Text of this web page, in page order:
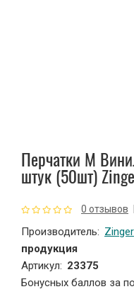
Наращивание ногтей
Расходные
Косметички
Перчатки М
штук (50шт)
0 отзывов
Производитель: Zinger
продукция
Артикул: 23375
Бонусных баллов за